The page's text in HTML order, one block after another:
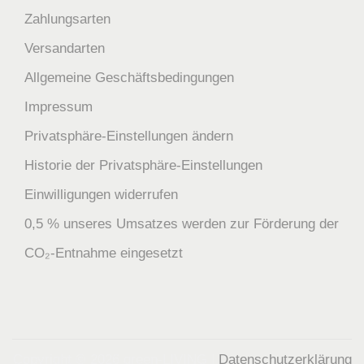
Zahlungsarten
Versandarten
Allgemeine Geschäftsbedingungen
Impressum
Privatsphäre-Einstellungen ändern
Historie der Privatsphäre-Einstellungen
Einwilligungen widerrufen
0,5 % unseres Umsatzes werden zur Förderung der
CO₂-Entnahme eingesetzt
Datenschutzerklärung